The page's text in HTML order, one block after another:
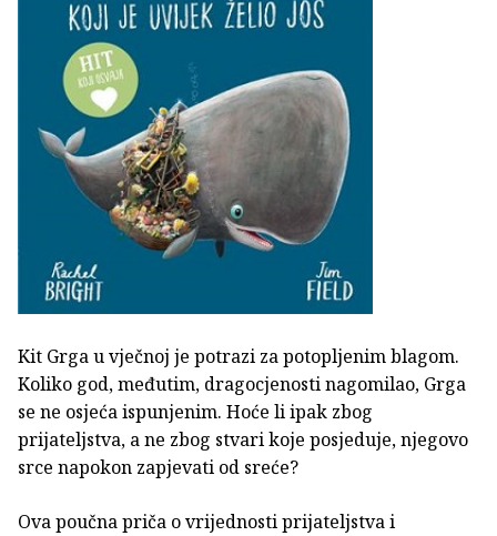
Kit Grga u vječnoj je potrazi za potopljenim blagom.
Koliko god, međutim, dragocjenosti nagomilao, Grga
se ne osjeća ispunjenim. Hoće li ipak zbog
prijateljstva, a ne zbog stvari koje posjeduje, njegovo
srce napokon zapjevati od sreće?
Ova poučna priča o vrijednosti prijateljstva i